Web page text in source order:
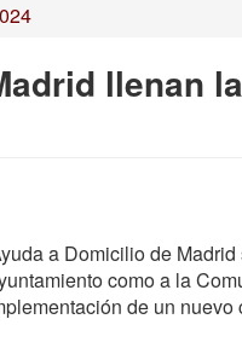
llenan
a Domicilio de
como a la
de un nuevo